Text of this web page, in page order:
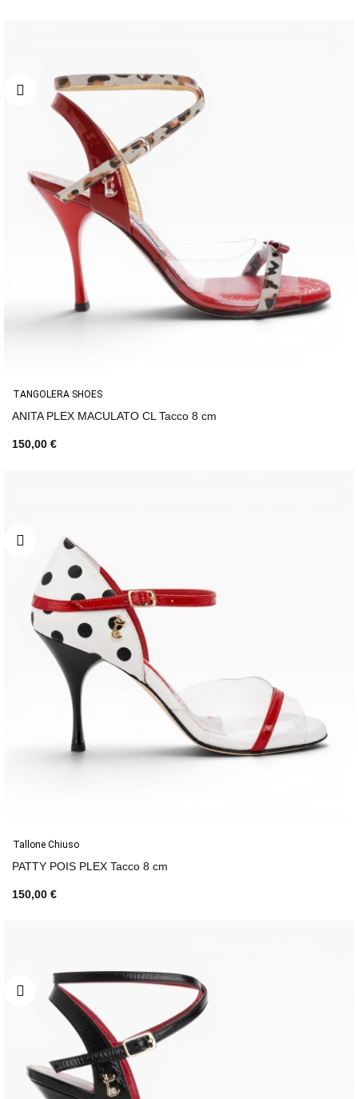
TANGOLERA SHOES
ANITA PLEX MACULATO CL Tacco 8 cm
150,00 €
Tallone Chiuso
PATTY POIS PLEX Tacco 8 cm
150,00 €